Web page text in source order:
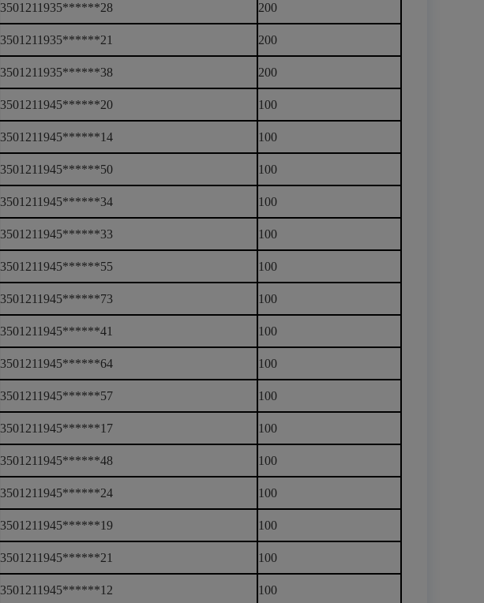
3501211935******28 200
3501211935******21 200
3501211935******38 200
3501211945******20 100
3501211945******14 100
3501211945******50 100
3501211945******34 100
3501211945******33 100
3501211945******55 100
3501211945******73 100
3501211945******41 100
3501211945******64 100
3501211945******57 100
3501211945******17 100
3501211945******48 100
3501211945******24 100
3501211945******19 100
3501211945******21 100
3501211945******12 100